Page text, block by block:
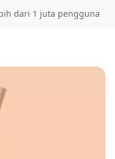
dari 1 juta pengguna